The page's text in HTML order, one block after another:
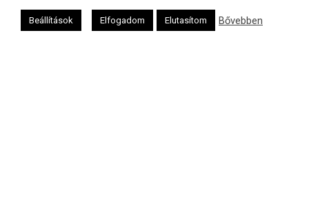
Beállítások Elfogadom Elutasítom Bővebben